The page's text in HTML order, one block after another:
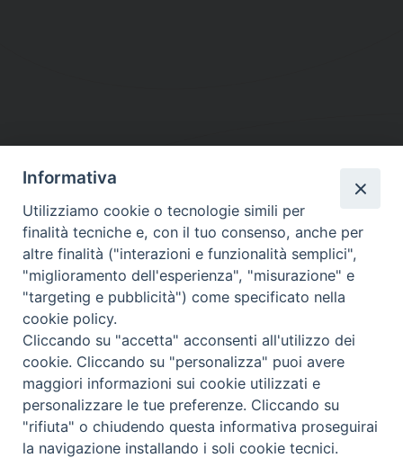
DIOCESI SUBURBICARIA DI ALBANO
Contatti:Tel.: 06.93268401 - Fax.: 06.9323844
E-mail:curia@diocesidialbano.it
Orari: dal Lunedì al Venerdì Ore: 9:00 - 13:00
Lunedì, Mercoledì e Venerdì, Ore 9:30 - 12:30
Diocesi Suburbicaria di Albano
Copyright © 2021
Informativa
Utilizziamo cookie o tecnologie simili per
finalità tecniche e, con il tuo consenso, anche per
altre finalità ("interazioni e funzionalità semplici",
"miglioramento dell'esperienza", "misurazione" e
"targeting e pubblicità") come specificato nella
cookie policy.
Cliccando su "accetta" acconsenti all'utilizzo dei
cookie. Cliccando su "personalizza" puoi avere
maggiori informazioni sui cookie utilizzati e
personalizzare le tue preferenze. Cliccando su
"rifiuta" o chiudendo questa informativa proseguirai
la navigazione installando i soli cookie tecnici.